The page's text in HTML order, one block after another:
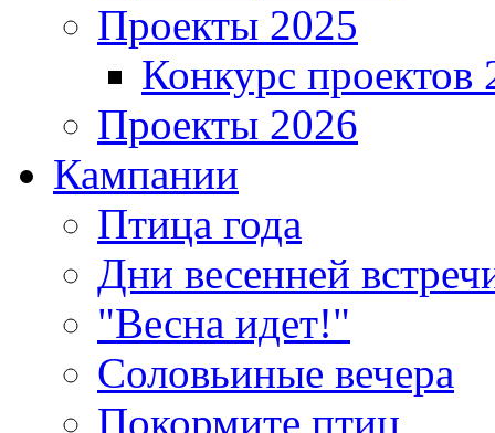
Проекты 2025
Конкурс проектов
Проекты 2026
Кампании
Птица года
Дни весенней
"Весна идет!"
Соловьиные вечера
Покормите птиц